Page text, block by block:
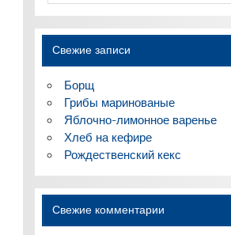
Свежие записи
Борщ
Грибы маринованые
Яблочно-лимонное варенье
Хлеб на кефире
Рождественский кекс
Свежие комментарии